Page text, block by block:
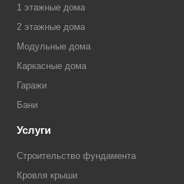
1 этажные дома
2 этажные дома
Модульные дома
Каркасные дома
Гаражи
Бани
Услуги
Строительство фундамента
Кровля крыши